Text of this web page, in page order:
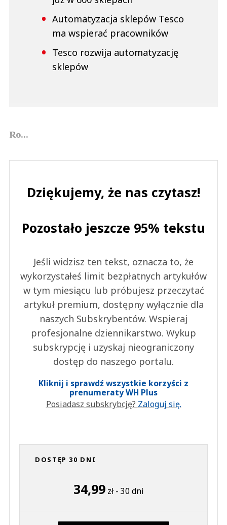
Automatyzacja sklepów Tesco
ma wspierać pracowników
Tesco rozwija automatyzację
sklepów
Ro...
Dziękujemy, że nas czytasz!
Pozostało jeszcze 95% tekstu
Jeśli widzisz ten tekst, oznacza to, że
wykorzystałeś limit bezpłatnych artykułów
w tym miesiącu lub próbujesz przeczytać
artykuł premium, dostępny wyłącznie dla
naszych Subskrybentów. Wspieraj
profesjonalne dziennikarstwo. Wykup
subskrypcję i uzyskaj nieograniczony
dostęp do naszego portalu.
Kliknij i sprawdź wszystkie korzyści z
prenumeraty WH Plus
Posiadasz subskrybcję? Zaloguj się.
DOSTĘP 30 DNI
34,99 zł - 30 dni